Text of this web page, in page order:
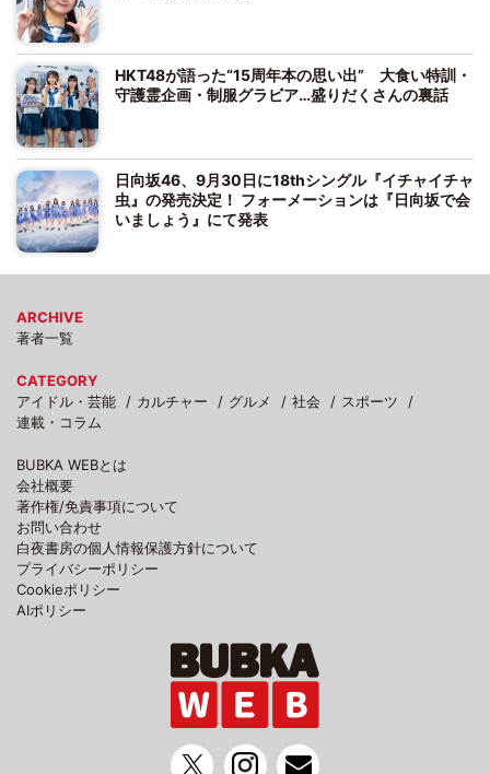
HKT48が語った“15周年本の思い出” 大食い特訓・
守護霊企画・制服グラビア…盛りだくさんの裏話
日向坂46、9月30日に18thシングル『イチャイチャ
虫』の発売決定！ フォーメーションは『日向坂で会
いましょう』にて発表
ARCHIVE
著者一覧
CATEGORY
アイドル・芸能
カルチャー グルメ 社会
スポーツ
連載・コラム
BUBKA WEBとは
会社概要
著作権/免責事項について
お問い合わせ
白夜書房の個人情報保護方針について
プライバシーポリシー
Cookieポリシー
AIポリシー